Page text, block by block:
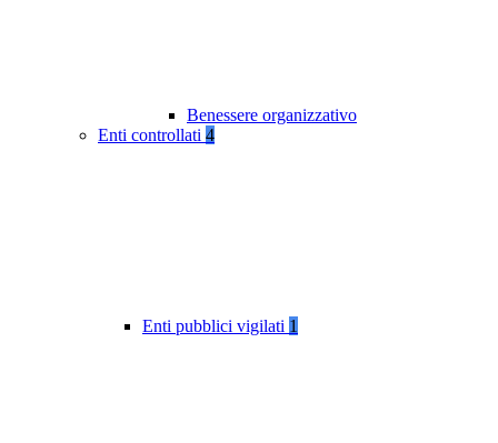
Benessere organizzativo
Enti controllati 4
Enti pubblici vigilati 1